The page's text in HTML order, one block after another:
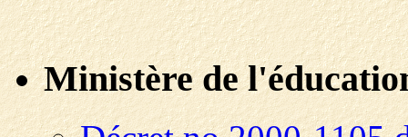
Ministère de